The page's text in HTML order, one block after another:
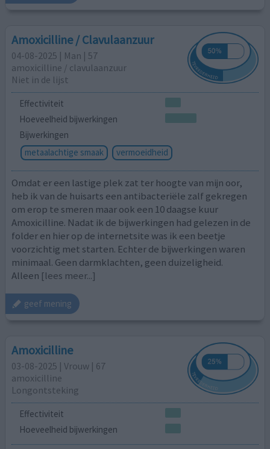
Amoxicilline / Clavulaanzuur
04-08-2025 | Man | 57
amoxicilline / clavulaanzuur
Niet in de lijst
Effectiviteit
Hoeveelheid bijwerkingen
Bijwerkingen
metaalachtige smaak
vermoeidheid
Omdat er een lastige plek zat ter hoogte van mijn oor,
heb ik van de huisarts een antibacteriële zalf gekregen
om erop te smeren maar ook een 10 daagse kuur
Amoxicilline. Nadat ik de bijwerkingen had gelezen in de
folder en hier op de internetsite was ik een beetje
voorzichtig met starten. Echter de bijwerkingen waren
minimaal. Geen darmklachten, geen duizeligheid.
Alleen [lees meer...]
geef mening
Amoxicilline
03-08-2025 | Vrouw | 67
amoxicilline
Longontsteking
Effectiviteit
Hoeveelheid bijwerkingen